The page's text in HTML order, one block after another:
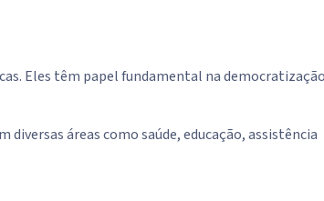
Eles têm papel fundamental na
áreas como saúde, educação, assistência